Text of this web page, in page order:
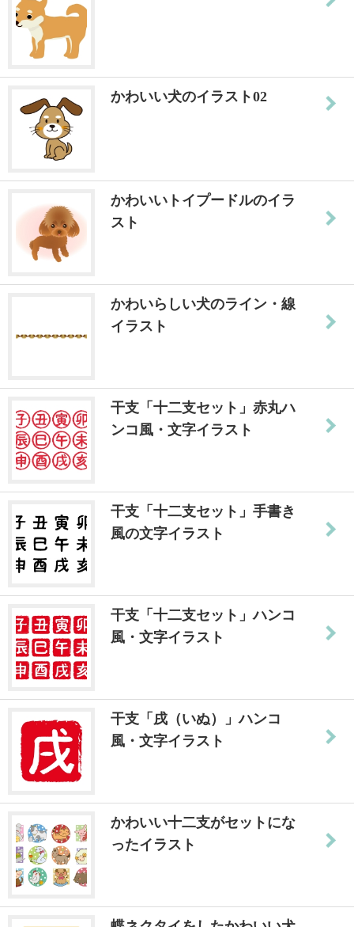
かわいい犬のイラスト02
かわいいトイプードルのイラ
スト
かわいらしい犬のライン・線
イラスト
干支「十二支セット」赤丸ハ
ンコ風・文字イラスト
干支「十二支セット」手書き
風の文字イラスト
干支「十二支セット」ハンコ
風・文字イラスト
干支「戌（いぬ）」ハンコ
風・文字イラスト
かわいい十二支がセットにな
ったイラスト